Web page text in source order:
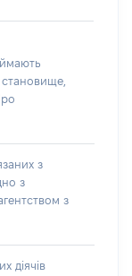
становище,
з
з
з
діячів